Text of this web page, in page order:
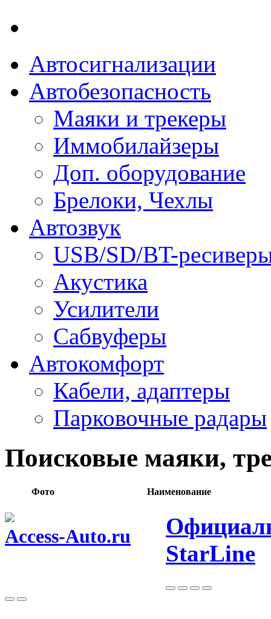
Автосигнализации
Автобезопасность
Маяки и трекеры
Иммобилайзеры
Доп. оборудование
Брелоки, Чехлы
Автозвук
USB/SD/BT-
Акустика
Усилители
Сабвуферы
Автокомфорт
Кабели, адаптеры
Парковочные радары
Поисковые маяки,
Фото Наименование
Access-Auto.ru
StarLine